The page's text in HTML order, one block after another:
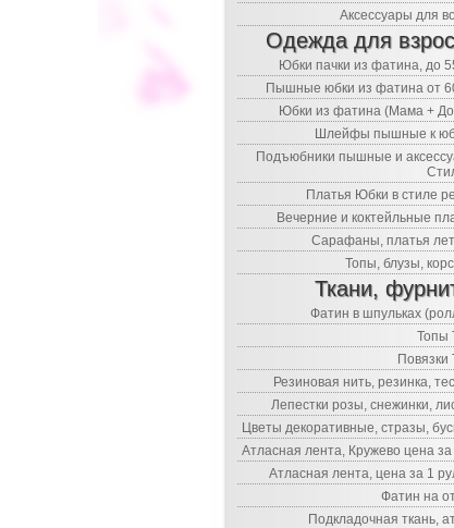
Аксессуары для
Одежда для
Юбки пачки из фатина, до
Пышные юбки из фатина от
Юбки из фатина (Мама +
Шлейфы пышные к
Подъюбники пышные и
Платья Юбки в стиле
Вечерние и коктейльные
Сарафаны, платья
Топы, блузы,
Ткани,
Фатин в шпульках
Топы
Повязки
Резиновая нить, резинка,
Лепестки розы, снежинки,
Цветы декоративные, стразы,
Атласная лента, Кружево цена
Атласная лента, цена за 1
Фатин на
Подкладочная ткань,